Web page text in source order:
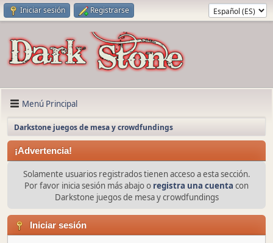
Iniciar sesión Registrarse
Menú Principal
Darkstone juegos de mesa y crowdfundings
¡Advertencia!
Solamente usuarios registrados tienen acceso a esta sección.
Por favor inicia sesión más abajo o registra una cuenta con
Darkstone juegos de mesa y crowdfundings
Iniciar sesión